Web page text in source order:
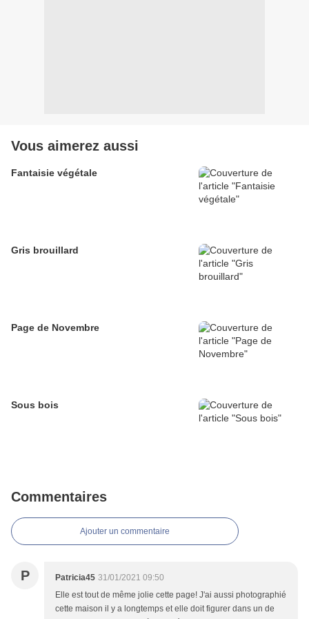
Vous aimerez aussi
Fantaisie végétale
Gris brouillard
Page de Novembre
Sous bois
Commentaires
Ajouter un commentaire
P Patricia45 31/01/2021 09:50
Elle est tout de même jolie cette page! J'ai aussi photographié
cette maison il y a longtemps et elle doit figurer dans un de